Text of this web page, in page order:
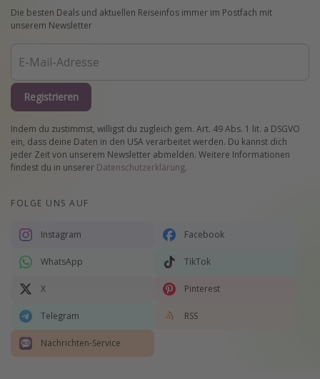
Die besten Deals und aktuellen Reiseinfos immer im Postfach mit
unserem Newsletter
Registrieren
Indem du zustimmst, willigst du zugleich gem. Art. 49 Abs. 1 lit. a DSGVO
ein, dass deine Daten in den USA verarbeitet werden. Du kannst dich
jeder Zeit von unserem Newsletter abmelden. Weitere Informationen
findest du in unserer Datenschutzerklärung.
FOLGE UNS AUF
Instagram Facebook
WhatsApp TikTok
X Pinterest
Telegram RSS
Nachrichten-Service